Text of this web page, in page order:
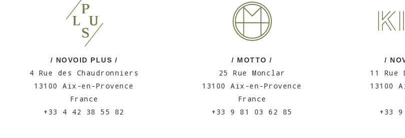
/ NOVOID PLUS /
4 Rue des Chaudronniers
13100 Aix-en-Provence
France
+33 4 42 38 55 82
/ MOTTO /
25 Rue Monclar
13100 Aix-en-Provence
France
+33 9 81 03 62 85
/
11 Rue
13100
+33